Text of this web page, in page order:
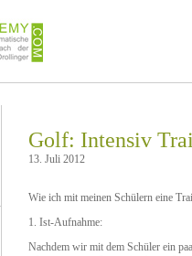
Golf: Intensiv
13. Juli 2012
Wie ich mit meinen Schülern eine
1. Ist-Aufnahme:
Nachdem wir mit dem Schüler ein